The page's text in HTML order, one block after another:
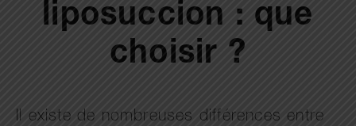
liposuccion : que
choisir ?
Il existe de nombreuses différences entre